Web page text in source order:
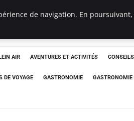
AIR AVENTURES ET ACTIVITÉS
DE VOYAGE GASTRONOMIE GASTRONOMIE
de navigation. En